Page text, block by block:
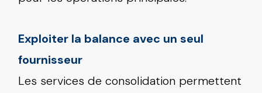
Exploiter la balance avec un seul
fournisseur
Les services de consolidation permettent